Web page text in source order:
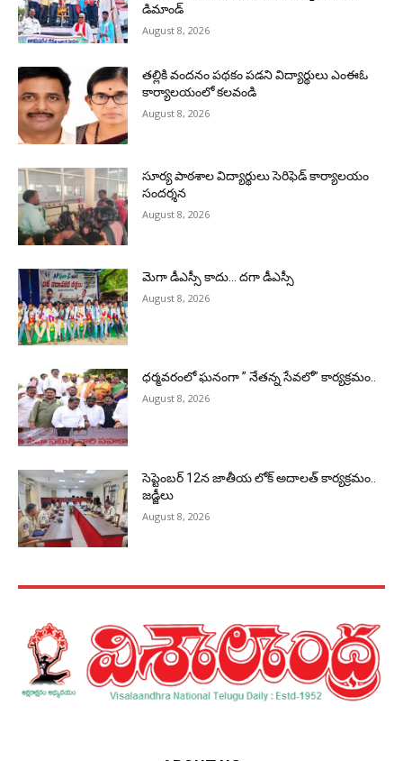
డిమాండ్
August 8, 2026
తల్లికి వందనం పథకం పడని విద్యార్థులు ఎంఈఓ
కార్యాలయంలో కలవండి
August 8, 2026
సూర్య పాఠశాల విద్యార్థులు సెరిఫెడ్ కార్యాలయం
సందర్శన
August 8, 2026
మెగా డీఎస్సీ కాదు… దగా డీఎస్సీ
August 8, 2026
ధర్మవరంలో ఘనంగా ” నేతన్న సేవలో” కార్యక్రమం..
August 8, 2026
సెప్టెంబర్ 12న జాతీయ లోక్ అదాలత్ కార్యక్రమం..
జడ్జీలు
August 8, 2026